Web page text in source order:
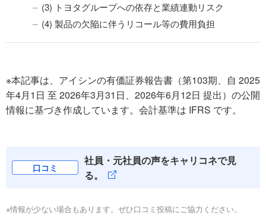
(3) トヨタグループへの依存と業績連動リスク
(4) 製品の欠陥に伴うリコール等の費用負担
※本記事は、アイシンの有価証券報告書（第103期、自 2025
年4月1日 至 2026年3月31日、2026年6月12日 提出）の公開
情報に基づき作成しています。会計基準は IFRS です。
口コミ
社員・元社員の声をキャリコネで見
る。
※情報が少ない場合もあります。ぜひ口コミ投稿にご協力ください。